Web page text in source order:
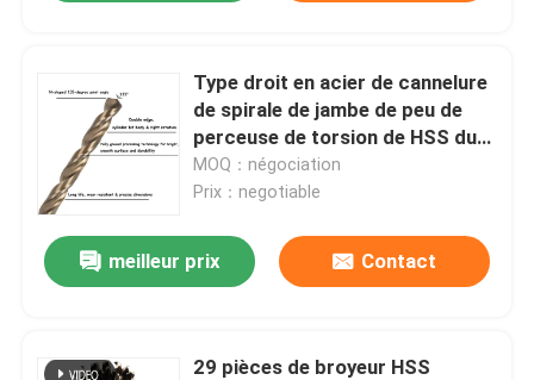
Type droit en acier de cannelure
de spirale de jambe de peu de
perceuse de torsion de HSS du
cobalt M35 métrique
MOQ：négociation
Prix：negotiable
meilleur prix Contact
29 pièces de broyeur HSS